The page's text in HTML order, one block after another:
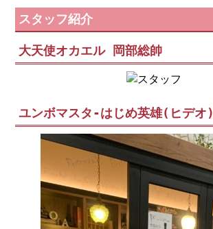
スタッフ紹介
大天使オカエル 岡部総帥
ユンボマスタ-はじめ英雄(ヒデオ)